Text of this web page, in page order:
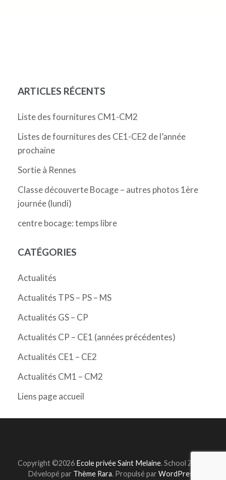
ARTICLES RÉCENTS
Liste des fournitures CM1-CM2
Listes de fournitures des CE1-CE2 de l’année
prochaine
Sortie à Rennes
Classe découverte Bocage – autres photos 1ère
journée (lundi)
centre bocage: temps libre
CATÉGORIES
Actualités
Actualités TPS – PS – MS
Actualités GS – CP
Actualités CP – CE1 (années précédentes)
Actualités CE1 – CE2
Actualités CM1 – CM2
Liens page accueil
Copyright ©2026 Ecole privée Saint Melaine. School Zone |
Dévelopé par Thème Rara. Propulsé par WordPress